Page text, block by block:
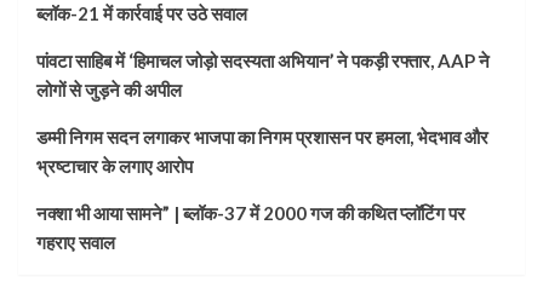
ब्लॉक-21 में कार्रवाई पर उठे सवाल
पांवटा साहिब में ‘हिमाचल जोड़ो सदस्यता अभियान’ ने पकड़ी रफ्तार, AAP ने
लोगों से जुड़ने की अपील
डम्मी निगम सदन लगाकर भाजपा का निगम प्रशासन पर हमला, भेदभाव और
भ्रष्टाचार के लगाए आरोप
नक्शा भी आया सामने” | ब्लॉक-37 में 2000 गज की कथित प्लॉटिंग पर
गहराए सवाल